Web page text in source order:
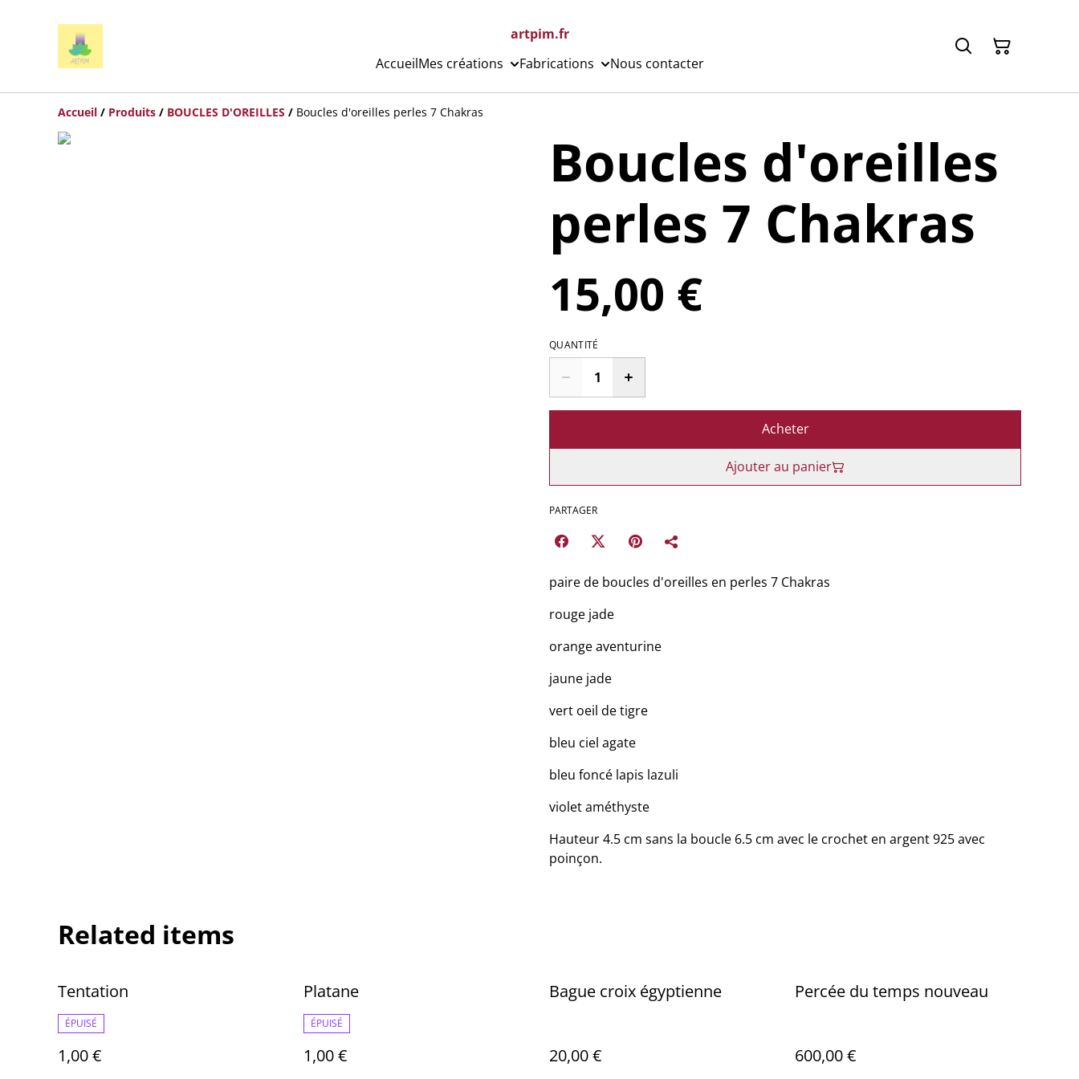
artpim.fr
AccueilMes créations Fabrications Nous contacter
Accueil / Produits / BOUCLES D'OREILLES / Boucles d'oreilles perles 7 Chakras
Boucles d'oreilles
perles 7 Chakras
15,00 €
QUANTITÉ
Acheter
Ajouter au panier
PARTAGER
paire de boucles d'oreilles en perles 7 Chakras
rouge jade
orange aventurine
jaune jade
vert oeil de tigre
bleu ciel agate
bleu foncé lapis lazuli
violet améthyste
Hauteur 4.5 cm sans la boucle 6.5 cm avec le crochet en argent 925 avec
poinçon.
Related items
Tentation
ÉPUISÉ
1,00 €
Platane
ÉPUISÉ
1,00 €
Bague croix égyptienne
20,00 €
Percée du temps nouveau
600,00 €